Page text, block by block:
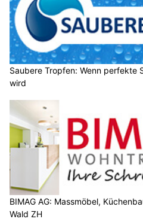
Saubere Tropfen: Wenn perfekte
wird
BIMAG AG: Massmöbel,
Wald ZH